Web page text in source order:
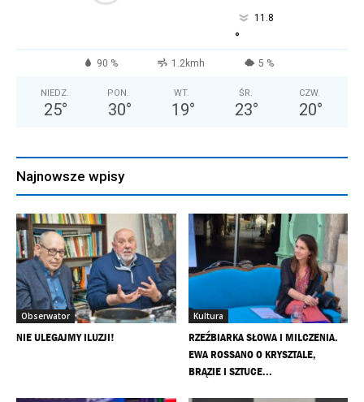
11.8
°
90 % 1.2kmh 5 %
NIEDZ.
25°
PON.
30°
WT.
19°
ŚR.
23°
CZW.
20°
Najnowsze wpisy
Obserwator
NIE ULEGAJMY ILUZJI!
Kultura
RZEŹBIARKA SŁOWA I MILCZENIA.
EWA ROSSANO O KRYSZTALE,
BRĄZIE I SZTUCE...